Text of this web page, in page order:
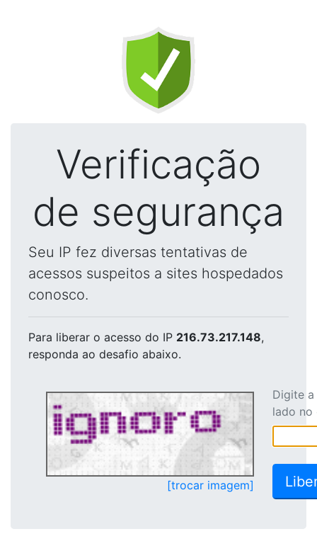
Verificação
de segurança
Seu IP fez diversas tentativas de
acessos suspeitos a sites hospedados
conosco.
Para liberar o acesso do IP 216.73.217.148,
responda ao desafio abaixo.
[trocar imagem]
Digite
lado no